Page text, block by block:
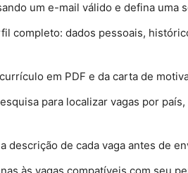
um e-mail válido e defina uma
completo: dados pessoais,
em PDF e da carta de
para localizar vagas por
descrição de cada vaga antes de